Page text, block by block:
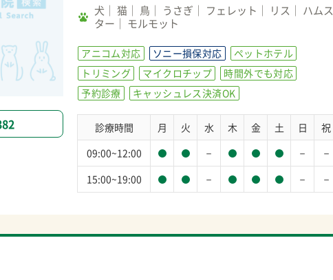
犬 猫 鳥 うさぎ フェレット リス
ハムス
ター
モルモット
アニコム対応 ソニー損保対応
ペットホテル
トリミング
マイクロチップ
時間外でも対応
予約診療
キャッシュレス決済OK
診療時間 月 火 水 木 金 土 日
祝
09:00~12:00
－ － －
15:00~19:00 － － －